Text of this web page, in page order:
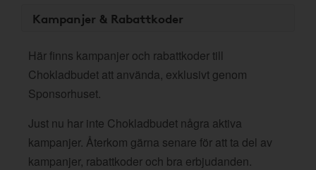
Kampanjer & Rabattkoder
Här finns kampanjer och rabattkoder till
Chokladbudet att använda, exklusivt genom
Sponsorhuset.
Just nu har inte Chokladbudet några aktiva
kampanjer. Återkom gärna senare för att ta del av
kampanjer, rabattkoder och bra erbjudanden.